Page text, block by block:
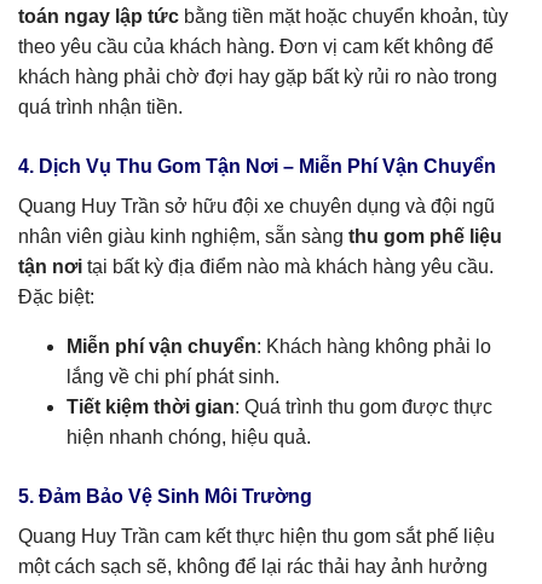
toán ngay lập tức bằng tiền mặt hoặc chuyển khoản, tùy
theo yêu cầu của khách hàng. Đơn vị cam kết không để
khách hàng phải chờ đợi hay gặp bất kỳ rủi ro nào trong
quá trình nhận tiền.
4. Dịch Vụ Thu Gom Tận Nơi – Miễn Phí Vận Chuyển
Quang Huy Trần sở hữu đội xe chuyên dụng và đội ngũ
nhân viên giàu kinh nghiệm, sẵn sàng thu gom phế liệu
tận nơi tại bất kỳ địa điểm nào mà khách hàng yêu cầu.
Đặc biệt:
Miễn phí vận chuyển: Khách hàng không phải lo
lắng về chi phí phát sinh.
Tiết kiệm thời gian: Quá trình thu gom được thực
hiện nhanh chóng, hiệu quả.
5. Đảm Bảo Vệ Sinh Môi Trường
Quang Huy Trần cam kết thực hiện thu gom sắt phế liệu
một cách sạch sẽ, không để lại rác thải hay ảnh hưởng